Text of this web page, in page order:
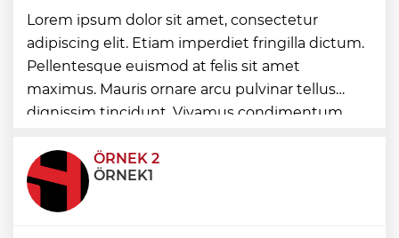
Türk Tarih Kurumu’ndan tarihi içerikler
tek platformda
Türkiye ile Vietnam arasında 'hava'da
yeni dönem... Sefer kapasitesi artırıldı
Lorem ipsum dolor sit amet, consectetur
adipiscing elit. Etiam imperdiet fringilla dictum.
Pellentesque euismod at felis sit amet
maximus. Mauris ornare arcu pulvinar tellus
dignissim tincidunt. Vivamus condimentum
condimentum eros et, faucibus sapien. Praese
ÖRNEK 2
ÖRNEK1